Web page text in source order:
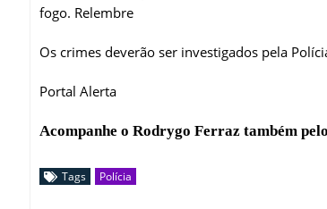
fogo. Relembre
Os crimes deverão ser investigados pela
Portal Alerta
Acompanhe o Rodrygo Ferraz também pelo
Tags Polícia